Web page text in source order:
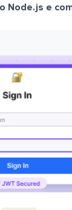
Node.js e